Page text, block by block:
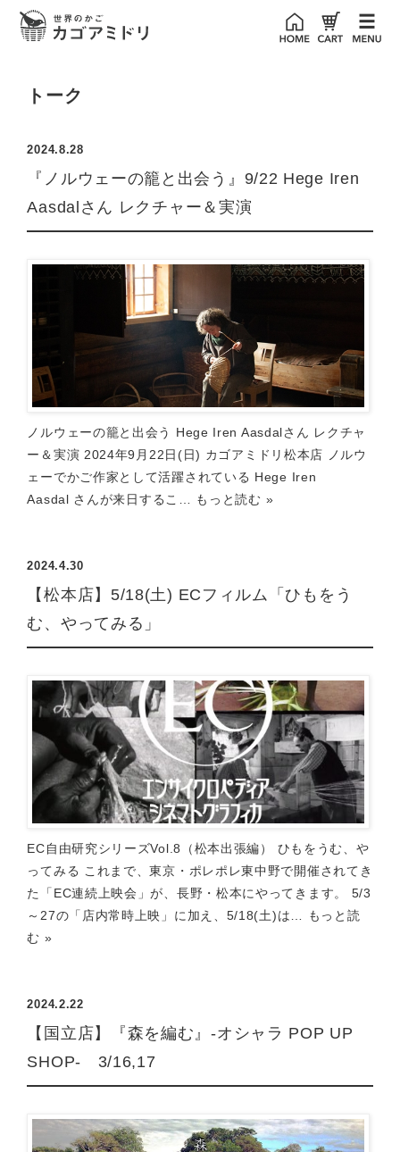
トーク
2024.8.28
『ノルウェーの籠と出会う』9/22 Hege Iren
Aasdalさん レクチャー＆実演
ノルウェーの籠と出会う Hege Iren Aasdalさん レクチャ
ー＆実演 2024年9月22日(日) カゴアミドリ松本店 ノルウ
ェーでかご作家として活躍されている Hege Iren
Aasdal さんが来日するこ…
もっと読む »
2024.4.30
【松本店】5/18(土) ECフィルム「ひもをう
む、やってみる」
EC自由研究シリーズVol.8（松本出張編） ひもをうむ、や
ってみる これまで、東京・ポレポレ東中野で開催されてき
た「EC連続上映会」が、長野・松本にやってきます。 5/3
～27の「店内常時上映」に加え、5/18(土)は…
もっと読
む »
2024.2.22
【国立店】『森を編む』-オシャラ POP UP
SHOP- 3/16,17